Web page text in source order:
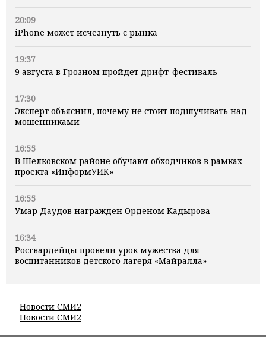
20:09
iPhone может исчезнуть с рынка
19:37
9 августа в Грозном пройдет дрифт-фестиваль
17:30
Эксперт объяснил, почему не стоит подшучивать над
мошенниками
16:55
В Шелковском районе обучают обходчиков в рамках
проекта «ИнформУИК»
16:55
Умар Даудов награжден Орденом Кадырова
16:34
Росгвардейцы провели урок мужества для
воспитанников детского лагеря «Майралла»
Новости СМИ2
Новости СМИ2